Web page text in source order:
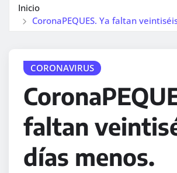
Inicio
CoronaPEQUES. Ya faltan
CORONAVIRUS
faltan
días menos.